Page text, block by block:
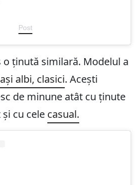
Post
o ținută similară. Modelul a
albi, clasici. Acești
de minune atât cu ținute
cu cele casual.